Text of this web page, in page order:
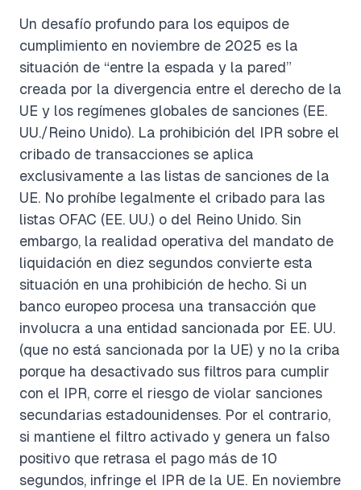
Un desafío profundo para los equipos de
cumplimiento en noviembre de 2025 es la
situación de “entre la espada y la pared”
creada por la divergencia entre el derecho de la
UE y los regímenes globales de sanciones (EE.
UU./Reino Unido). La prohibición del IPR sobre el
cribado de transacciones se aplica
exclusivamente a las listas de sanciones de la
UE. No prohíbe legalmente el cribado para las
listas OFAC (EE. UU.) o del Reino Unido. Sin
embargo, la realidad operativa del mandato de
liquidación en diez segundos convierte esta
situación en una prohibición de hecho. Si un
banco europeo procesa una transacción que
involucra a una entidad sancionada por EE. UU.
(que no está sancionada por la UE) y no la criba
porque ha desactivado sus filtros para cumplir
con el IPR, corre el riesgo de violar sanciones
secundarias estadounidenses. Por el contrario,
si mantiene el filtro activado y genera un falso
positivo que retrasa el pago más de 10
segundos, infringe el IPR de la UE. En noviembre